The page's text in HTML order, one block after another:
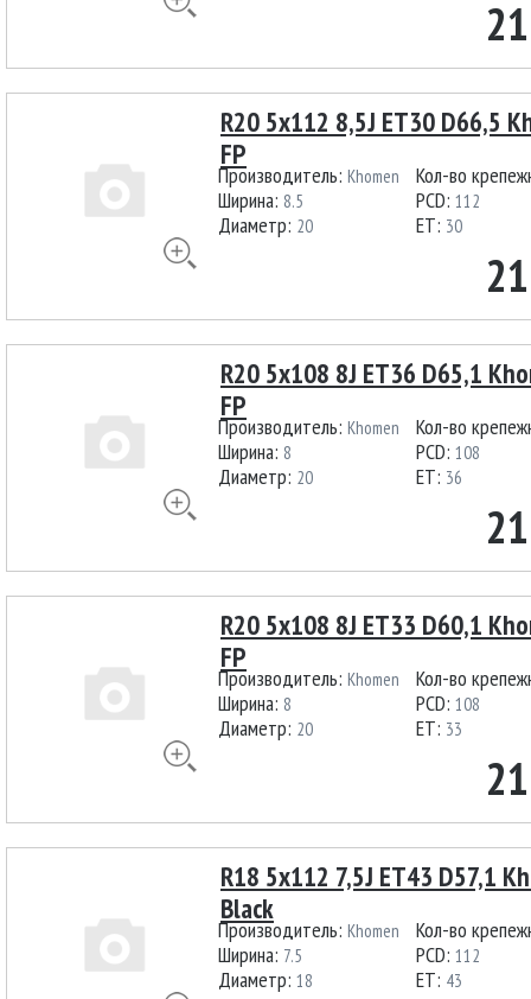
R20 5x112 8,5J ET30 D66,5
FP
Производитель: Khomen
Ширина: 8.5
Диаметр: 20
Кол-во
PCD: 112
ET: 30
R20 5x108 8J ET36 D65,1
FP
Производитель: Khomen
Ширина: 8
Диаметр: 20
Кол-во
PCD: 108
ET: 36
R20 5x108 8J ET33 D60,1
FP
Производитель: Khomen
Ширина: 8
Диаметр: 20
Кол-во
PCD: 108
ET: 33
R18 5x112 7,5J ET43 D57,1
Black
Производитель: Khomen
Ширина: 7.5
Диаметр: 18
Кол-во
PCD: 112
ET: 43